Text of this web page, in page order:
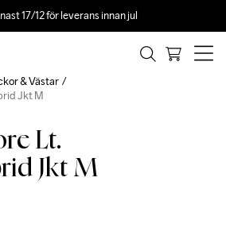
17/12 för leverans innan jul
Lt.
Jkt M
& Västar
Jkt M